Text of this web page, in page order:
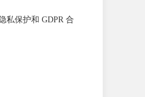
私保护和 GDPR 合